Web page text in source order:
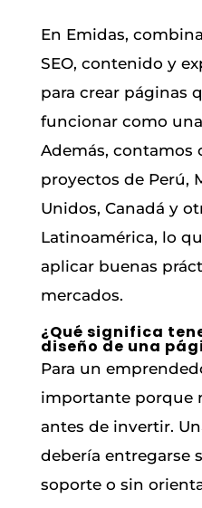
En Emidas,
SEO, contenido y
para crear páginas
funcionar como
Además, contamos
proyectos de Perú,
Unidos, Canadá y
Latinoamérica, lo
aplicar buenas
mercados.
¿Qué significa
diseño de una
Para un
importante porque
antes de invertir.
debería entregarse
soporte o sin